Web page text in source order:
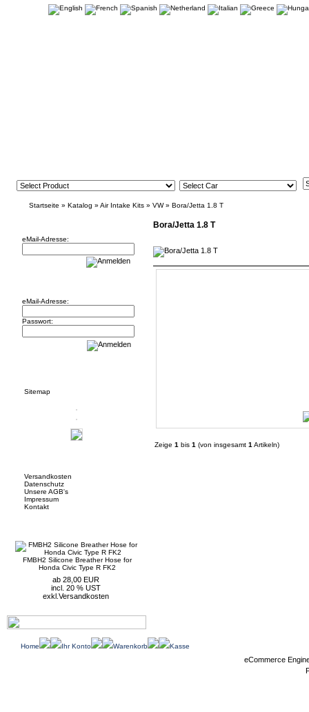
Startseite » Katalog » Air Intake Kits » VW» Bora/Jetta 1.8 T
eMail-Adresse:
eMail-Adresse:
Passwort:
Sitemap
Versandkosten
Datenschutz
Unsere AGB's
Impressum
Kontakt
FMBH2 Silicone Breather Hose for
Honda Civic Type R FK2
ab 28,00 EUR
incl. 20 % UST
exkl. Versandkosten
Bora/Jetta 1.8 T
Zeige 1 bis 1 (von insgesamt 1 Artikeln)
Home Ihr Konto Warenkorb Kasse
eCommerce